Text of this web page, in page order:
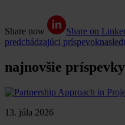
Share now Share on
predchádzajúci príspevok
najnovšie príspevky
13. júla 2026